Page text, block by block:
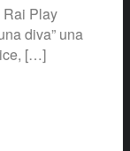
Rai Play
diva” una
[…]